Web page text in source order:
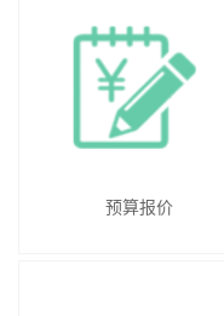
预算报价